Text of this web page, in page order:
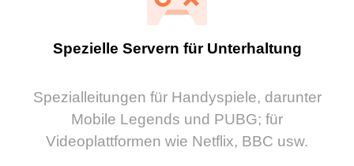
Spezielle Servern für Unterhaltung
Spezialleitungen für Handyspiele, darunter
Mobile Legends und PUBG; für
Videoplattformen wie Netflix, BBC usw.